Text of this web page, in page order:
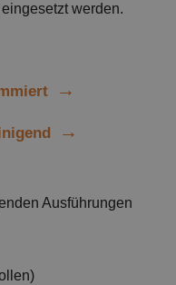
werden.
Ausführungen